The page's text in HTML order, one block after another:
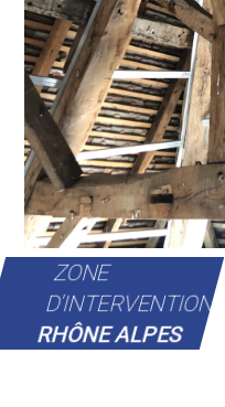
ZONE
D'INTERVENTION
RHÔNE ALPES